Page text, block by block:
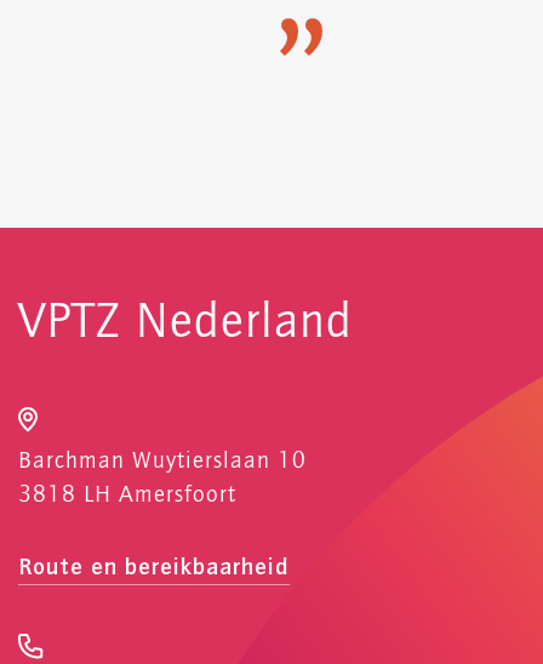
VPTZ Nederland
Barchman Wuytierslaan 10
3818 LH Amersfoort
Route en bereikbaarheid